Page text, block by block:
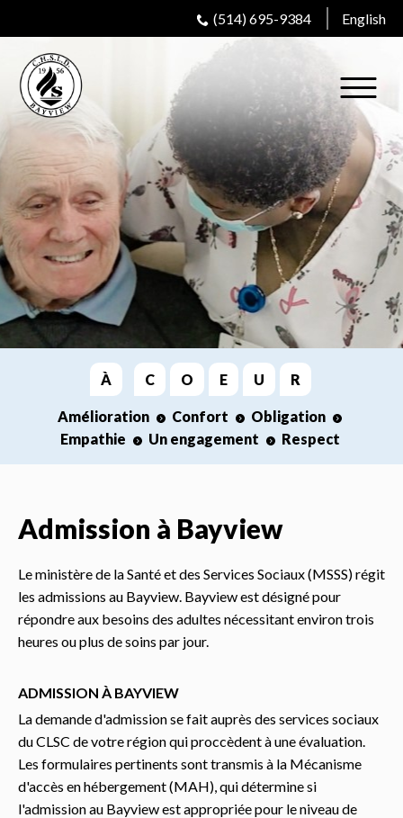
(514) 695-9384 English
À C O E U R
Amélioration Confort
Obligation
Empathie
Un engagement Respect
Admission à Bayview
Le ministère de la Santé et des Services Sociaux (MSSS) régit
les admissions au Bayview. Bayview est désigné pour
répondre aux besoins des adultes nécessitant environ trois
heures ou plus de soins par jour.
ADMISSION À BAYVIEW
La demande d'admission se fait auprès des services sociaux
du CLSC de votre région qui proccèdent à une évaluation.
Les formulaires pertinents sont transmis à la Mécanisme
d'accès en hébergement (MAH), qui détermine si
l'admission au Bayview est appropriée pour le niveau de